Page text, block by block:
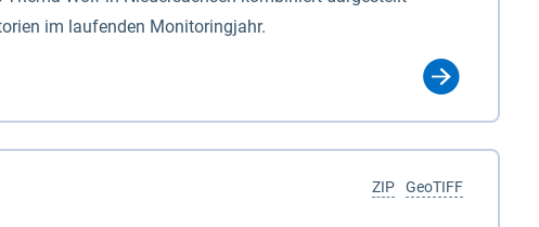
im laufenden Monitoringjahr.
GeoTIFF
ZIP